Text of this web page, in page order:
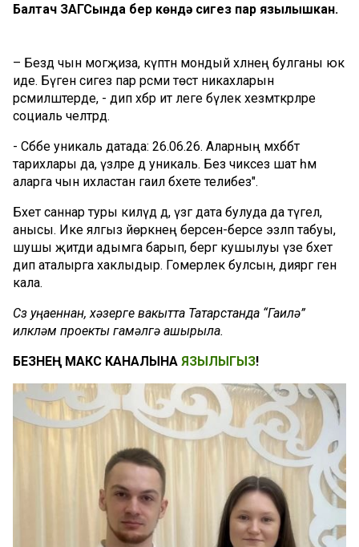
Балтач ЗАГСында бер көндә сигез пар язылышкан.
– Бездә чын могҗиза, күптән мондый хәлнең булганы юк
иде. Бүген сигез пар рәсми төстә никахларын
рәсмиләштерде, - дип хәбәр итә әлеге бүлек хезмәткәрләре
социаль челтәрдә.
- Сәбәбе уникаль датада: 26.06.26. Аларның мәхәббәт
тарихлары да, үзләре дә уникаль. Без чиксез шат һәм
аларга чын ихластан гаилә бәхете телибез".
Бәхет саннар туры килүдә дә, үзгә дата булуда да түгел,
анысы. Ике ялгыз йөрәкнең берсен-берсе эзләп табуы,
шушы җитди адымга барып, бергә кушылуы үзе бәхет
дип аталырга хаклыдыр. Гомерлек булсын, дияргә генә
кала.
Сүз уңаеннан, хәзерге вакытта Татарстанда “Гаилә”
илкүләм проекты гамәлгә ашырыла.
БЕЗНЕҢ МАКС КАНАЛЫНА ЯЗЫЛЫГЫЗ!